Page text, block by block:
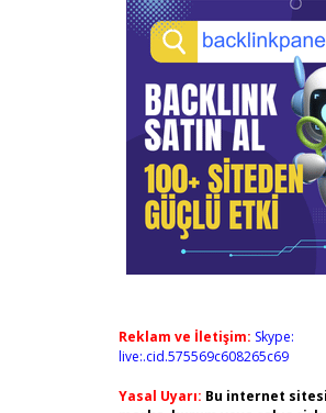
Reklam ve İletişim: Skype:
live:.cid.575569c608265c69
Yasal Uyarı: Bu internet